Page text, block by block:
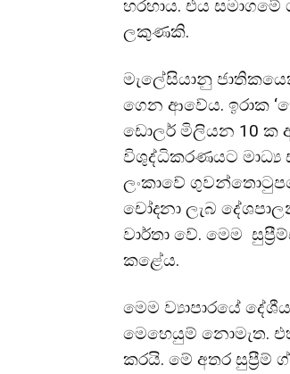
හරහාය. එය
ලකුණකි.
මැලේසියානු
ගෙන ආවේය. ඉරාක
ඩොලර් මිලියන 10 ක
විශුද්ධිකරණයට මාධ්‍ය
ලංකාවේ
චෝදනා ලැබ
වාර්තා වේ. මෙම
කළේය.
මෙම ව්‍යාපාරයේ
මෙහෙයුම් නොමැත.
කරයි. මේ අතර